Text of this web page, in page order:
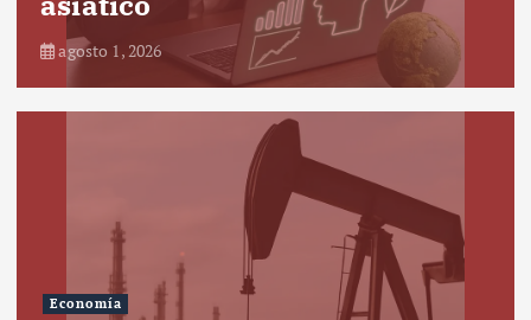
agosto 1, 2026
Economía